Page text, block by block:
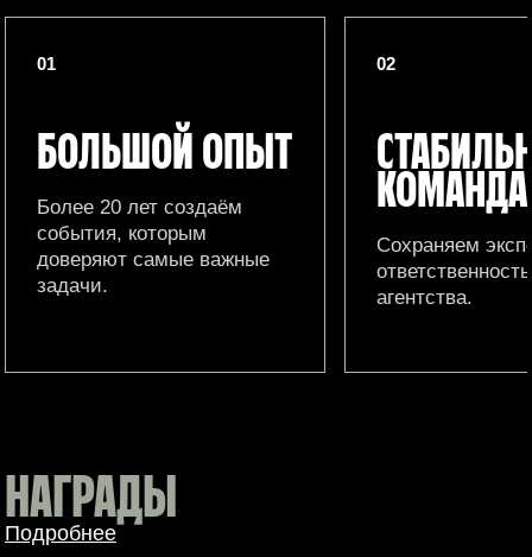
01
БОЛЬШОЙ ОПЫТ
Более 20 лет создаём
события, которым
доверяют самые важные
задачи.
02
КОМАНДА
Сохраняем
агентства.
НАГРАДЫ
Подробнее